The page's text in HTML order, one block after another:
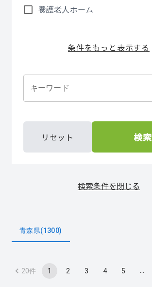
養護老人ホーム
条件をもっと表示する
キーワード
リセット 検索
検索条件を閉じる
青森県(1300)
1 2 3 4 5